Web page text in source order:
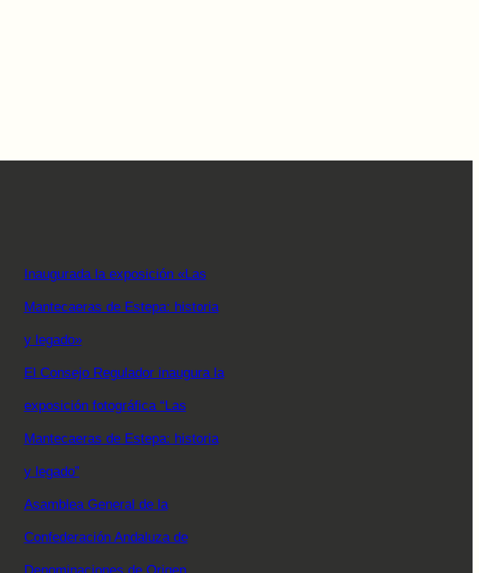
Inaugurada la exposición «Las
Mantecaeras de Estepa: historia
y legado»
El Consejo Regulador inaugura la
exposición fotográfica “Las
Mantecaeras de Estepa: historia
y legado”
Asamblea General de la
Confederación Andaluza de